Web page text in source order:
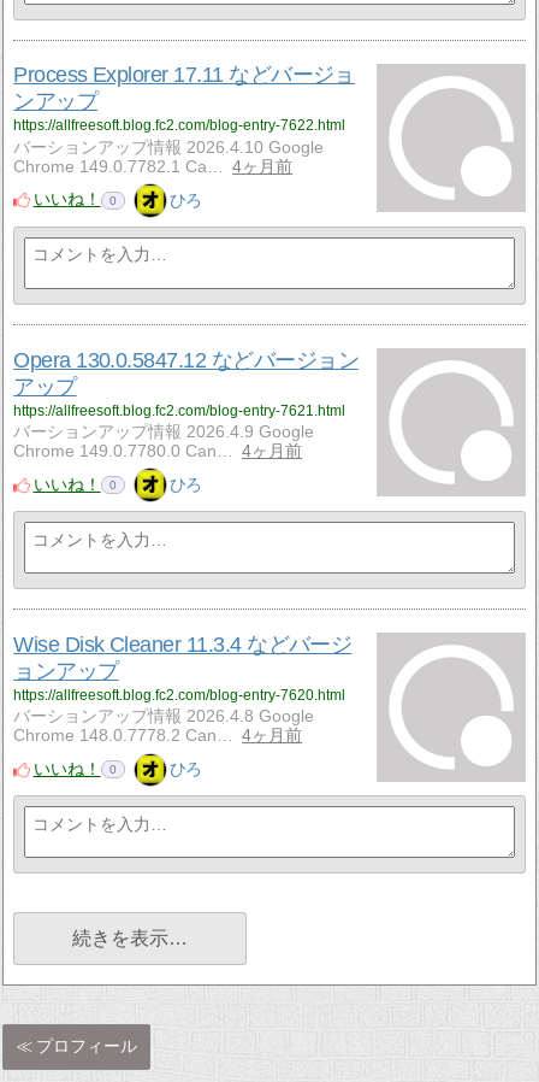
Process Explorer 17.11 などバージョ
ンアップ
https://allfreesoft.blog.fc2.com/blog-entry-7622.html
バーションアップ情報 2026.4.10 Google
Chrome 149.0.7782.1 Ca…
4ヶ月前
いいね！
0 ひろ
Opera 130.0.5847.12 などバージョン
アップ
https://allfreesoft.blog.fc2.com/blog-entry-7621.html
バーションアップ情報 2026.4.9 Google
Chrome 149.0.7780.0 Can…
4ヶ月前
いいね！
0 ひろ
Wise Disk Cleaner 11.3.4 などバージ
ョンアップ
https://allfreesoft.blog.fc2.com/blog-entry-7620.html
バーションアップ情報 2026.4.8 Google
Chrome 148.0.7778.2 Can…
4ヶ月前
いいね！
0 ひろ
続きを表示…
プロフィール